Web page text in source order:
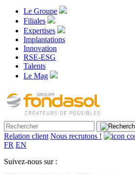
Le Groupe
Filiales
Expertises
Implantations
Innovation
RSE-ESG
Talents
Le Mag
Relation client Nous recrutons !
FR EN
Suivez-nous sur :